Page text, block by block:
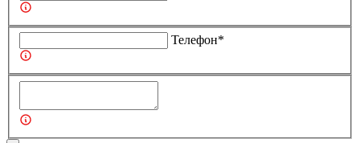
Телефон*